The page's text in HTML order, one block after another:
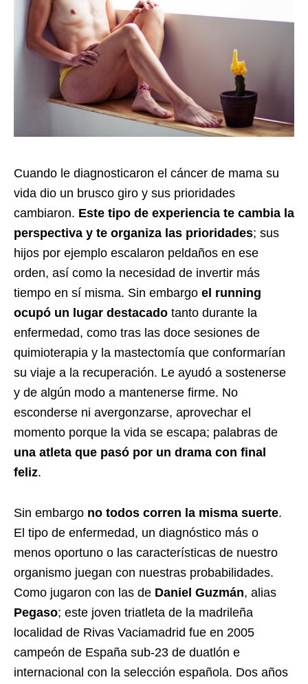
Cuando le diagnosticaron el cáncer de mama su
vida dio un brusco giro y sus prioridades
cambiaron. Este tipo de experiencia te cambia la
perspectiva y te organiza las prioridades; sus
hijos por ejemplo escalaron peldaños en ese
orden, así como la necesidad de invertir más
tiempo en sí misma. Sin embargo el running
ocupó un lugar destacado tanto durante la
enfermedad, como tras las doce sesiones de
quimioterapia y la mastectomía que conformarían
su viaje a la recuperación. Le ayudó a sostenerse
y de algún modo a mantenerse firme. No
esconderse ni avergonzarse, aprovechar el
momento porque la vida se escapa; palabras de
una atleta que pasó por un drama con final
feliz.
Sin embargo no todos corren la misma suerte.
El tipo de enfermedad, un diagnóstico más o
menos oportuno o las características de nuestro
organismo juegan con nuestras probabilidades.
Como jugaron con las de Daniel Guzmán, alias
Pegaso; este joven triatleta de la madrileña
localidad de Rivas Vaciamadrid fue en 2005
campeón de España sub-23 de duatlón e
internacional con la selección española. Dos años